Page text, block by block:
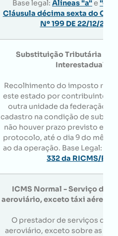
Base legal: Alíneas "a"e "c"
Cláusula décima sexta do
Nº 199 DE 22/12/2022
Substituição Tributária -
Interestadual
Recolhimento do imposto
este estado por contribuinte
outra unidade da federação e
cadastro na condição de
não houver prazo previsto em
protocolo, até o dia 9 do mês
ao da operação. Base Legal:
332 da RICMS/BA
ICMS Normal - Serviço de
aeroviário, exceto táxi aéreo e
O prestador de serviços de
aeroviário, exceto sobre as